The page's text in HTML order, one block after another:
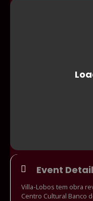
Event
Villa-Lobos tem obra
Centro Cultural Banco